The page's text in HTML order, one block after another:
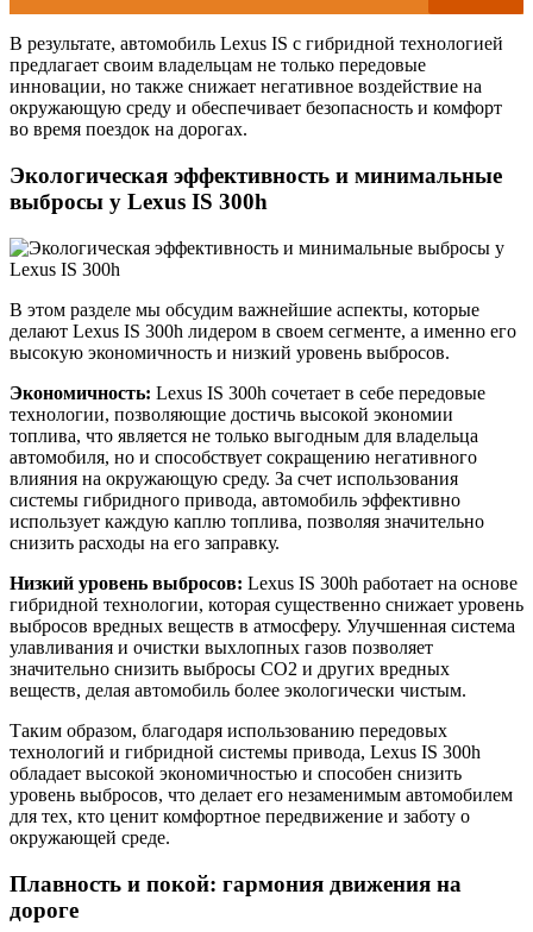
В результате, автомобиль Lexus IS с гибридной технологией
предлагает своим владельцам не только передовые
инновации, но также снижает негативное воздействие на
окружающую среду и обеспечивает безопасность и комфорт
во время поездок на дорогах.
Экологическая эффективность и минимальные
выбросы у Lexus IS 300h
В этом разделе мы обсудим важнейшие аспекты, которые
делают Lexus IS 300h лидером в своем сегменте, а именно его
высокую экономичность и низкий уровень выбросов.
Экономичность: Lexus IS 300h сочетает в себе передовые
технологии, позволяющие достичь высокой экономии
топлива, что является не только выгодным для владельца
автомобиля, но и способствует сокращению негативного
влияния на окружающую среду. За счет использования
системы гибридного привода, автомобиль эффективно
использует каждую каплю топлива, позволяя значительно
снизить расходы на его заправку.
Низкий уровень выбросов: Lexus IS 300h работает на основе
гибридной технологии, которая существенно снижает уровень
выбросов вредных веществ в атмосферу. Улучшенная система
улавливания и очистки выхлопных газов позволяет
значительно снизить выбросы CO2 и других вредных
веществ, делая автомобиль более экологически чистым.
Таким образом, благодаря использованию передовых
технологий и гибридной системы привода, Lexus IS 300h
обладает высокой экономичностью и способен снизить
уровень выбросов, что делает его незаменимым автомобилем
для тех, кто ценит комфортное передвижение и заботу о
окружающей среде.
Плавность и покой: гармония движения на
дороге